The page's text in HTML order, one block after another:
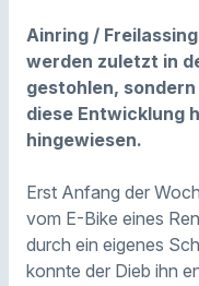
Ainring /
werden zuletzt in
gestohlen,
diese Entwicklung
hingewiesen.
Erst Anfang der
vom E-Bike eines
durch ein eigenes
konnte der Dieb ihn